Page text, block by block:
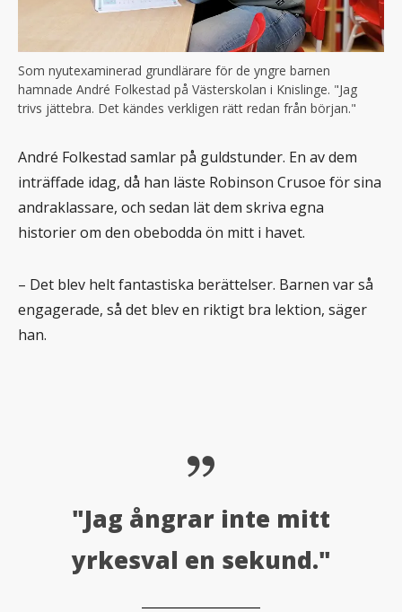
Som nyutexaminerad grundlärare för de yngre barnen
hamnade André Folkestad på Västerskolan i Knislinge. "Jag
trivs jättebra. Det kändes verkligen rätt redan från början."
André Folkestad samlar på guldstunder. En av dem
inträffade idag, då han läste Robinson Crusoe för sina
andraklassare, och sedan lät dem skriva egna
historier om den obebodda ön mitt i havet.
– Det blev helt fantastiska berättelser. Barnen var så
engagerade, så det blev en riktigt bra lektion, säger
han.
"Jag ångrar inte mitt
yrkesval en sekund."